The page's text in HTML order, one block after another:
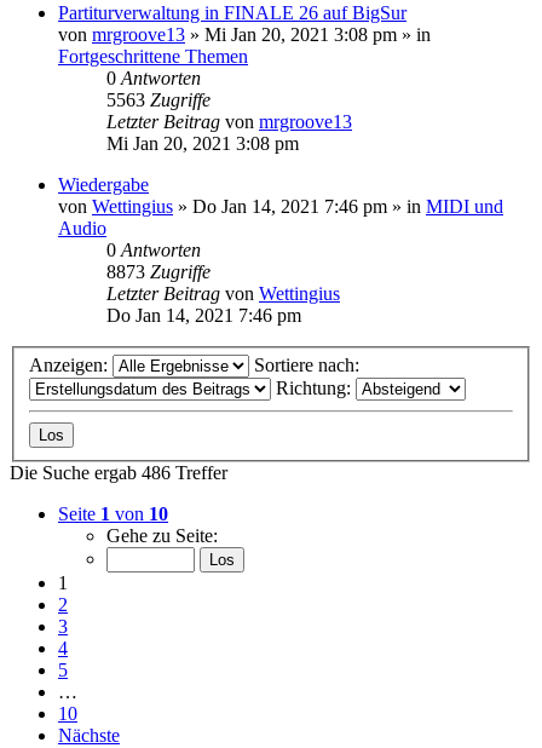
Partiturverwaltung in FINALE 26 auf BigSur
von mrgroove13 » Mi Jan 20, 2021 3:08 pm » in
Fortgeschrittene Themen
0 Antworten
5563 Zugriffe
Letzter Beitrag von mrgroove13
Mi Jan 20, 2021 3:08 pm
Wiedergabe
von Wettingius » Do Jan 14, 2021 7:46 pm » in MIDI und
Audio
0 Antworten
8873 Zugriffe
Letzter Beitrag von Wettingius
Do Jan 14, 2021 7:46 pm
Anzeigen:
Sortiere nach:
Richtung:
Die Suche ergab 486 Treffer
Seite 1 von 10
Gehe zu Seite:
1
2
3
4
5
…
10
Nächste